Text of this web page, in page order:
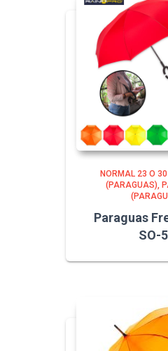
NORMAL 23 O
(PARAGUAS)
Paraguas
SO-